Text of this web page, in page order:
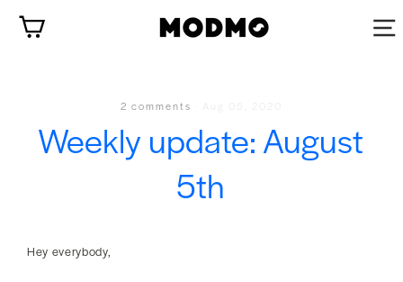
content
2 comments
Weekly update: August
5th
Hey everybody,